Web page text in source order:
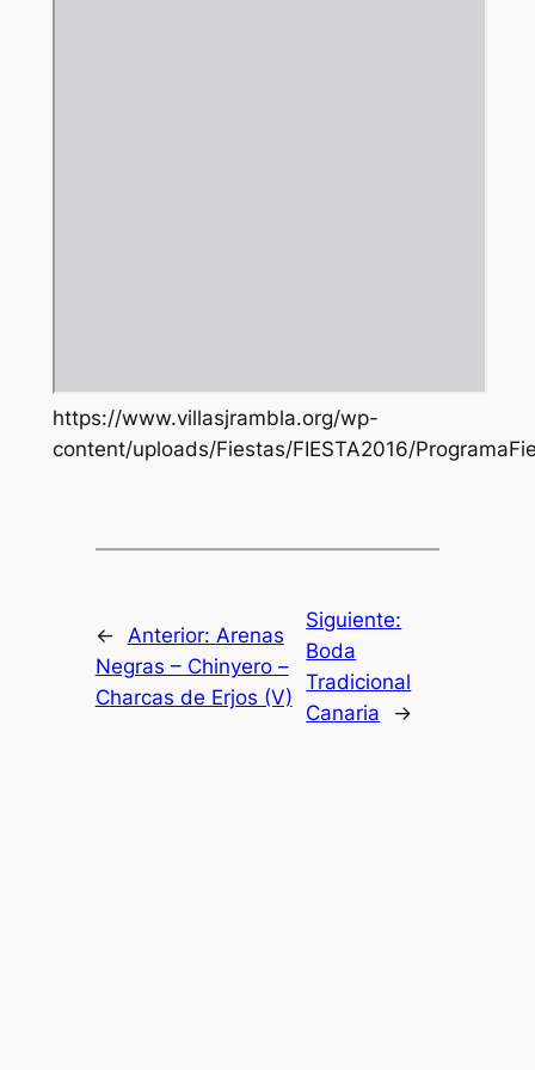
https://www.villasjrambla.org/wp-
content/uploads/Fiestas/FIESTA2016/
← Anterior: Arenas
Negras – Chinyero –
Charcas de Erjos (V)
Siguiente:
Boda
Tradicional
Canaria
→